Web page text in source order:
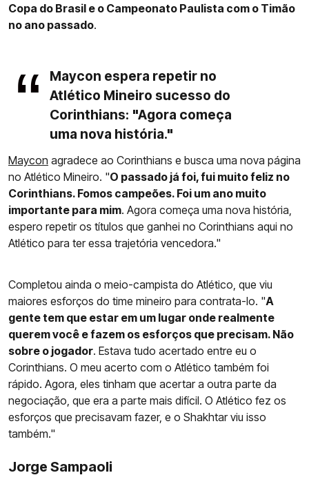
Copa do Brasil e o Campeonato Paulista com o Timão
no ano passado.
Maycon espera repetir no
Atlético Mineiro sucesso do
Corinthians: "Agora começa
uma nova história."
Maycon agradece ao Corinthians e busca uma nova página
no Atlético Mineiro. "O passado já foi, fui muito feliz no
Corinthians. Fomos campeões. Foi um ano muito
importante para mim. Agora começa uma nova história,
espero repetir os títulos que ganhei no Corinthians aqui no
Atlético para ter essa trajetória vencedora."
Completou ainda o meio-campista do Atlético, que viu
maiores esforços do time mineiro para contrata-lo. "A
gente tem que estar em um lugar onde realmente
querem você e fazem os esforços que precisam. Não
sobre o jogador. Estava tudo acertado entre eu o
Corinthians. O meu acerto com o Atlético também foi
rápido. Agora, eles tinham que acertar a outra parte da
negociação, que era a parte mais difícil. O Atlético fez os
esforços que precisavam fazer, e o Shakhtar viu isso
também."
Jorge Sampaoli